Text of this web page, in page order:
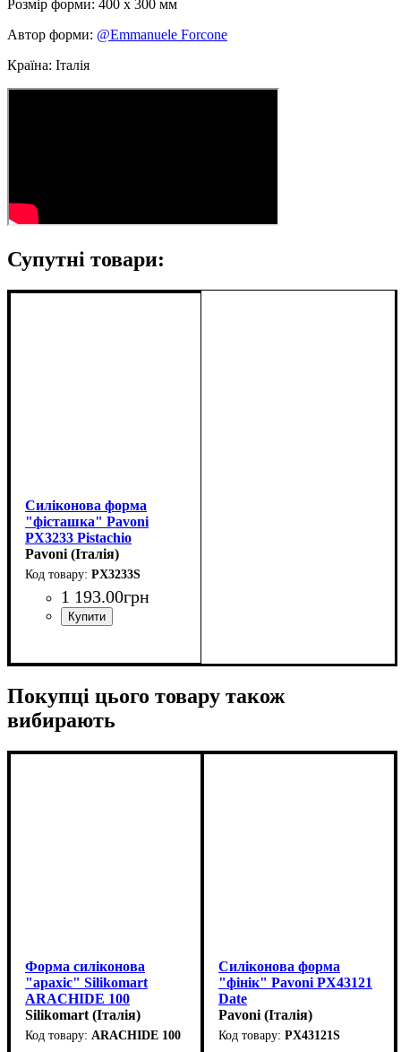
Розмір форми: 400 х 300 мм
Автор форми: @Emmanuele Forcone
Країна: Італія
Супутні товари:
Силіконова форма
"фісташка" Pavoni
PX3233 Pistachio
(45x30мм,h25мм,20мл)
Pavoni (Італія)
PX3233S
1 193.00грн
Покупці цього товару також
вибирають
Форма силіконова
"арахіс" Silikomart
ARACHIDE 100
(107х43мм,h40мм,100мл)
Silikomart (Італія)
ARACHIDE 100
Силіконова форма
"фінік" Pavoni PX43121
Date
(90х50мм,h45мм,110мл)
Pavoni (Італія)
PX43121S